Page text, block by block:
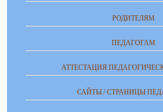
РОДИТЕЛЯМ
ПЕДАГОГАМ
АТТЕСТАЦИЯ
САЙТЫ / СТРАНИЦЫ